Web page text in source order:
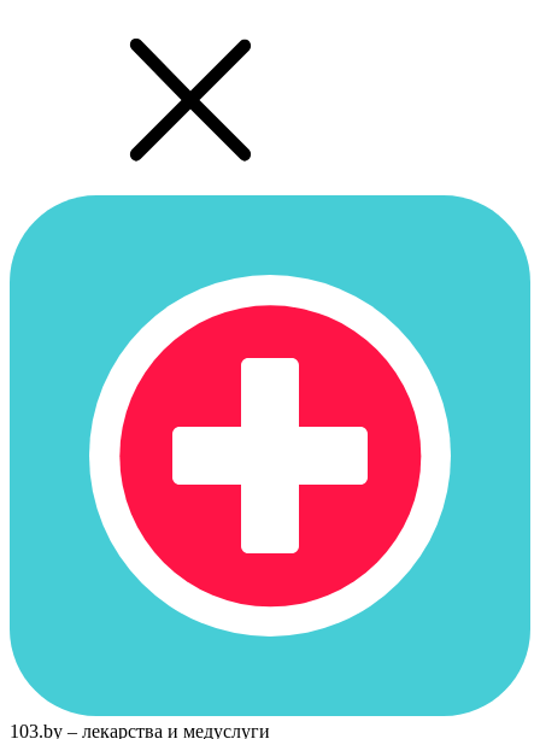
103.by – лекарства и медуслуги